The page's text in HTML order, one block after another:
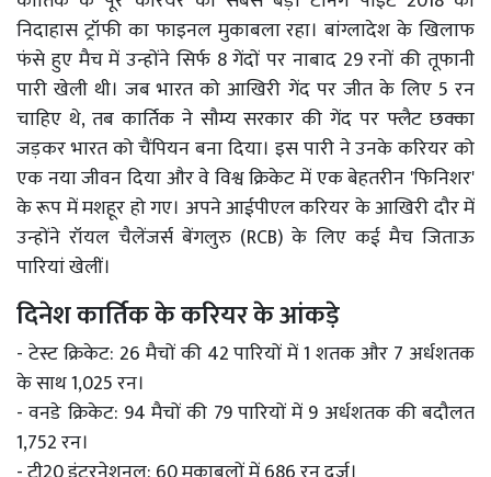
निदाहास ट्रॉफी का फाइनल मुकाबला रहा। बांग्लादेश के खिलाफ
फंसे हुए मैच में उन्होंने सिर्फ 8 गेंदों पर नाबाद 29 रनों की तूफानी
पारी खेली थी। जब भारत को आखिरी गेंद पर जीत के लिए 5 रन
चाहिए थे, तब कार्तिक ने सौम्य सरकार की गेंद पर फ्लैट छक्का
जड़कर भारत को चैंपियन बना दिया। इस पारी ने उनके करियर को
एक नया जीवन दिया और वे विश्व क्रिकेट में एक बेहतरीन 'फिनिशर'
के रूप में मशहूर हो गए। अपने आईपीएल करियर के आखिरी दौर में
उन्होंने रॉयल चैलेंजर्स बेंगलुरु (RCB) के लिए कई मैच जिताऊ
पारियां खेलीं।
दिनेश कार्तिक के करियर के आंकड़े
- टेस्ट क्रिकेट: 26 मैचों की 42 पारियों में 1 शतक और 7 अर्धशतक
के साथ 1,025 रन।
- वनडे क्रिकेट: 94 मैचों की 79 पारियों में 9 अर्धशतक की बदौलत
1,752 रन।